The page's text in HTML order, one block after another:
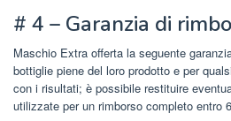
# 4 – Garanzia di
Maschio Extra offerta la seguente
bottiglie piene del loro prodotto e per
con i risultati; è possibile restituire
utilizzate per un rimborso completo entro